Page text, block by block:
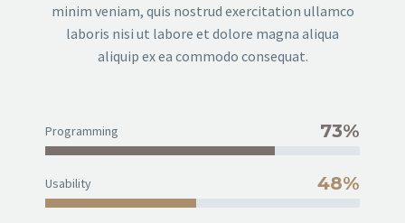
minim veniam, quis nostrud exercitation ullamco
laboris nisi ut labore et dolore magna aliqua
aliquip ex ea commodo consequat.
Programming 73%
Usability 48%